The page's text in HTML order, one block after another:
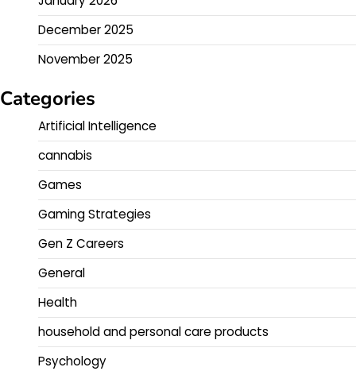
December 2025
November 2025
Categories
Artificial Intelligence
cannabis
Games
Gaming Strategies
Gen Z Careers
General
Health
household and personal care products
Psychology